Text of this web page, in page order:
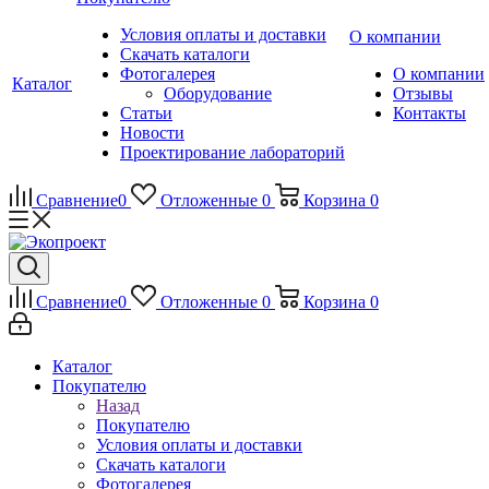
Каталог
Условия оплаты и доставки
Скачать каталоги
Фотогалерея
Оборудование
Статьи
Новости
Проектирование лабораторий
О компании
О компании
Отзывы
Контакты
Сравнение0 Отложенные 0 Корзина 0
Сравнение0 Отложенные 0 Корзина 0
Каталог
Покупателю
Назад
Покупателю
Условия оплаты и доставки
Скачать каталоги
Фотогалерея